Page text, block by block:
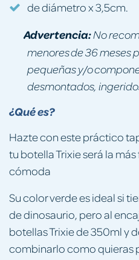
¿Qué es?
Hazte con este práctico
tu botella Trixie será la más
cómoda
Su color verde es ideal si
de dinosaurio, pero al
botellas Trixie de 350ml y
combinarlo como quieras
de diámetro x 3,5cm.
Advertencia:No
menores de 36 meses
pequeñas y/o
desmontados,